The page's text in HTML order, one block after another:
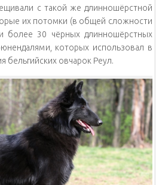
с такой же длинношёрстной
их потомки (в общей сложности
более 30 чёрных длинношёрстных
которых использовал в
бельгийских овчарок Реул.